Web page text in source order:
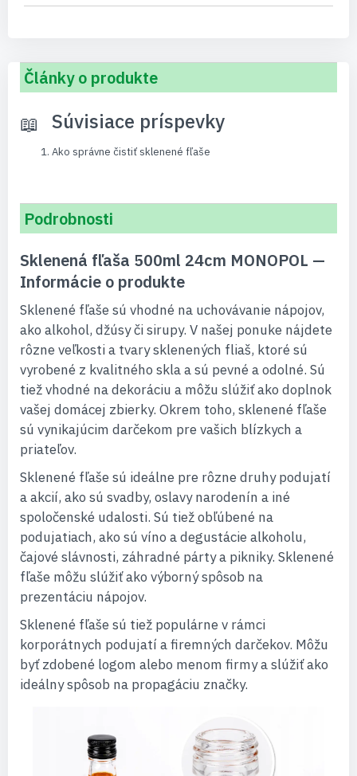
Články o produkte
Súvisiace príspevky
Ako správne čistiť sklenené fľaše
Podrobnosti
Sklenená fľaša 500ml 24cm MONOPOL —
Informácie o produkte
Sklenené fľaše sú vhodné na uchovávanie nápojov,
ako alkohol, džúsy či sirupy. V našej ponuke nájdete
rôzne veľkosti a tvary sklenených fliaš, ktoré sú
vyrobené z kvalitného skla a sú pevné a odolné. Sú
tiež vhodné na dekoráciu a môžu slúžiť ako doplnok
vašej domácej zbierky. Okrem toho, sklenené fľaše
sú vynikajúcim darčekom pre vašich blízkych a
priateľov.
Sklenené fľaše sú ideálne pre rôzne druhy podujatí
a akcií, ako sú svadby, oslavy narodenín a iné
spoločenské udalosti. Sú tiež obľúbené na
podujatiach, ako sú víno a degustácie alkoholu,
čajové slávnosti, záhradné párty a pikniky. Sklenené
fľaše môžu slúžiť ako výborný spôsob na
prezentáciu nápojov.
Sklenené fľaše sú tiež populárne v rámci
korporátnych podujatí a firemných darčekov. Môžu
byť zdobené logom alebo menom firmy a slúžiť ako
ideálny spôsob na propagáciu značky.